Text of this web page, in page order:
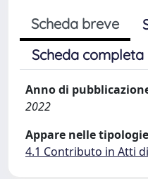
Scheda breve
Scheda completa
Anno di
2022
Appare nelle
4.1 Contributo in Atti